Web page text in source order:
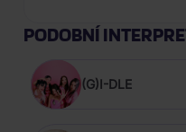
PODOBNÍ
(G)I-DLE